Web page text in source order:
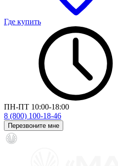
Где купить
ПН-ПТ 10:00-18:00
8 (800) 100-18-46
Перезвоните мне